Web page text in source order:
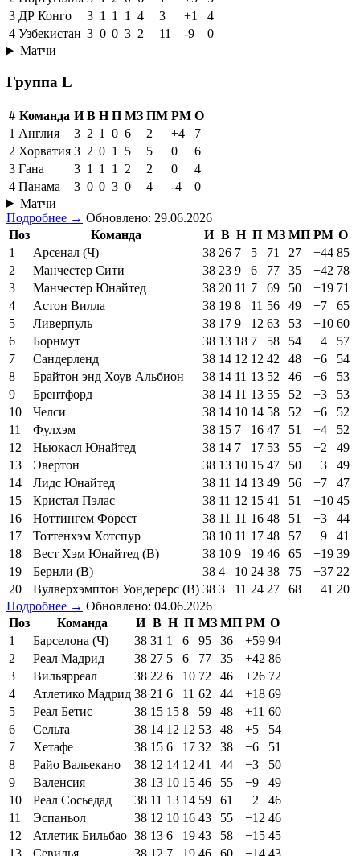
3 ДР Конго 3 1 1 1 4 3 +1
4
4 Узбекистан 3 0 0 3 2 11 -9
0
Матчи
Группа L
# Команда И В Н П МЗ ПМ РМ О
1 Англия 3 2 1 0 6 2 +4
7
2 Хорватия 3 2 0 1 5 5 0
6
3 Гана 3 1 1 1 2 2 0
4
4 Панама 3 0 0 3 0 4 -4
0
Матчи
Подробнее → Обновлено: 29.06.2026
Поз
Команда И В Н П МЗ МП РМ О
1
Арсенал (Ч) 38 26 7 5 71 27 +44 85
2
Манчестер Сити 38 23 9 6 77 35 +42 78
3
Манчестер Юнайтед 38 20 11 7 69 50 +19 71
4
Астон Вилла 38 19 8 11 56 49 +7
65
5
Ливерпуль 38 17 9 12 63 53 +10 60
6
Борнмут 38 13 18 7 58 54 +4
57
7
Сандерленд 38 14 12 12 42 48 −6
54
8
Брайтон энд Хоув Альбион 38 14 11 13 52 46 +6
53
9
Брентфорд 38 14 11 13 55 52 +3
53
10
Челси 38 14 10 14 58 52 +6
52
11
Фулхэм 38 15 7 16 47 51 −4
52
12
Ньюкасл Юнайтед 38 14 7 17 53 55 −2
49
13
Эвертон 38 13 10 15 47 50 −3
49
14
Лидс Юнайтед 38 11 14 13 49 56 −7
47
15
Кристал Пэлас 38 11 12 15 41 51 −10 45
16
Ноттингем Форест 38 11 11 16 48 51 −3
44
17
Тоттенхэм Хотспур 38 10 11 17 48 57 −9
41
18
Вест Хэм Юнайтед (В) 38 10 9 19 46 65 −19 39
19
Бернли (В) 38 4 10 24 38 75 −37 22
20
Вулверхэмптон Уондерерс (В) 38 3 11 24 27 68 −41 20
Подробнее → Обновлено: 04.06.2026
Поз
Команда И В Н П МЗ МП РМ О
1
Барселона (Ч) 38 31 1 6 95 36 +59 94
2
Реал Мадрид 38 27 5 6 77 35 +42 86
3
Вильярреал 38 22 6 10 72 46 +26 72
4
Атлетико Мадрид 38 21 6 11 62 44 +18 69
5
Реал Бетис 38 15 15 8 59 48 +11 60
6
Сельта 38 14 12 12 53 48 +5
54
7
Хетафе 38 15 6 17 32 38 −6
51
8
Райо Вальекано 38 12 14 12 41 44 −3
50
9
Валенсия 38 13 10 15 46 55 −9
49
10
Реал Сосьедад 38 11 13 14 59 61 −2
46
11
Эспаньол 38 12 10 16 43 55 −12 46
12
Атлетик Бильбао 38 13 6 19 43 58 −15 45
13
Севилья 38 12 7 19 46 60 −14 43